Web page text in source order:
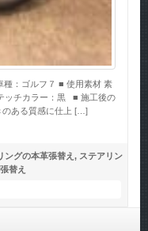
種：ゴルフ７ ■ 使用素材 素
ッチカラー：黒 ■ 施工後の
のある質感に仕上 […]
ングの本革張替え , ステアリン
替え